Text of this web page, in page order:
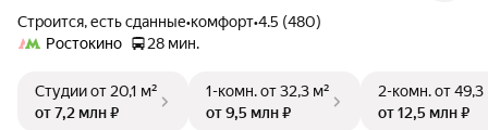
Строится, есть сданные•комфорт•4.5 (480)
Ростокино
28 мин.
Студииот 20,1 м²
от 7,2 млн ₽
1-комн.от 32,3 м²
от 9,5 млн ₽
2-комн.от 49,3
от 12,5 млн ₽